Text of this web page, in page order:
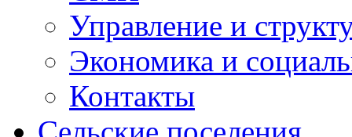
Управление и
Экономика и
Контакты